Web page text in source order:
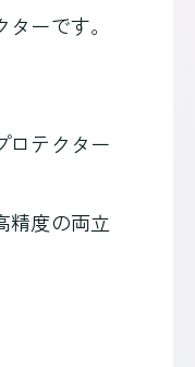
ーです。
ロテクター
精度の両立